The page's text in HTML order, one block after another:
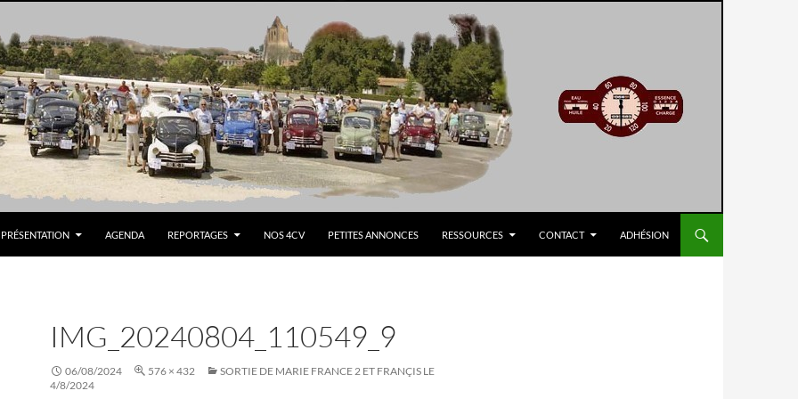
PRÉSENTATION AGENDA REPORTAGES NOS 4CV PETITES ANNONCES RESSOURCES CONTACT ADHÉSION
IMG_20240804_110549_9
06/08/2024 576 × 432
SORTIE DE MARIE FRANCE 2 ET FRANÇIS LE
4/8/2024